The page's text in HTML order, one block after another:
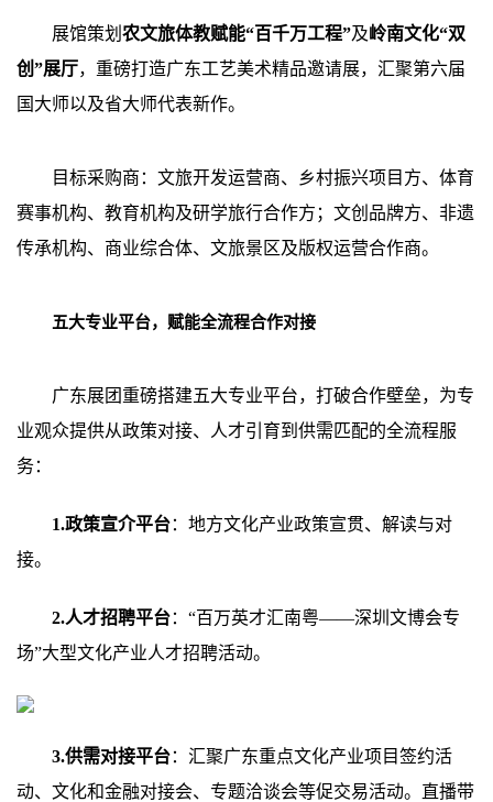
展馆策划 农文旅体教赋能“百千万工程”及岭南文化“双
创”展厅，重磅打造广东工艺美术精品邀请展，汇聚第六届
国大师以及省大师代表新作。
目标采购商：文旅开发运营商、乡村振兴项目方、体育
赛事机构、教育机构及研学旅行合作方；文创品牌方、非遗
传承机构、商业综合体、文旅景区及版权运营合作商。
五大专业平台，赋能全流程合作对接
广东展团重磅搭建五大专业平台，打破合作壁垒，为专
业观众提供从政策对接、人才引育到供需匹配的全流程服
务：
1.政策宣介平台：地方文化产业政策宣贯、解读与对
接。
2.人才招聘平台：“百万英才汇南粤——深圳文博会专
场”大型文化产业人才招聘活动。
3.供需对接平台：汇聚广东重点文化产业项目签约活
动、文化和金融对接会、专题洽谈会等促交易活动。直播带